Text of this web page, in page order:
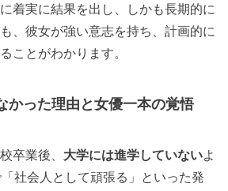
着実に結果を出し、しかも長期的に
、彼女が強い意志を持ち、計画的に
ことがわかります。
かった理由と女優一本の覚悟
卒業後、 大学には進学していないよ
社会人として頑張る」といった発